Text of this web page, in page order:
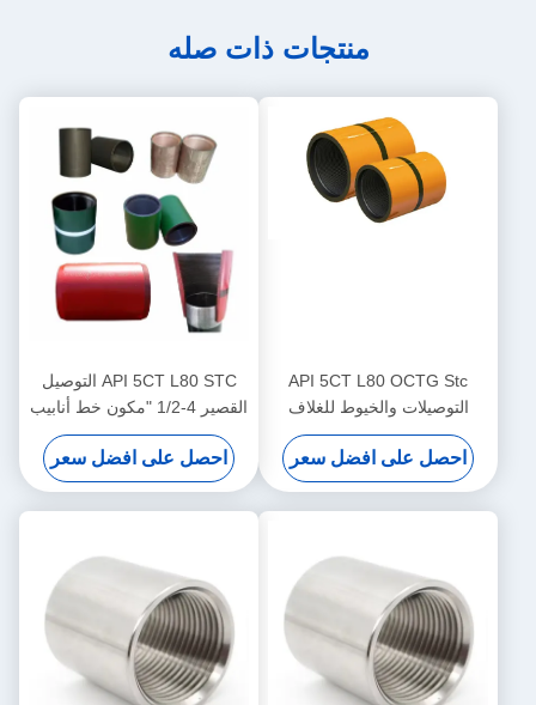
منتجات ذات صله
API 5CT L80 OCTG Stc
التوصيلات والخيوط للغلاف
والأنابيب
احصل على افضل سعر
API 5CT L80 STC التوصيل
القصير 4-1/2 "مكون خط أنابيب
جمع الغاز الطبيعي في حقول
النفط
احصل على افضل سعر